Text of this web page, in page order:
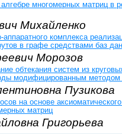
алгебре многомерных матриц в
Михайленко
аппаратного комплекса
в графе средствами баз
Морозов
обтекания систем из
модифицированным методом
Пузикова
на основе
матриц
Григорьева